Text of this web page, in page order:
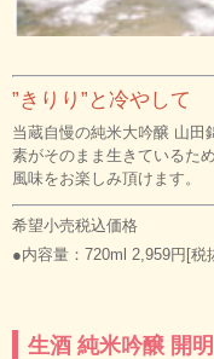
”きりり”と冷やして
当蔵自慢の純米大吟醸 山田
素がそのまま生きているた
風味をお楽しみ頂けます。
希望小売税込価格
●内容量：720ml 2,959円[税
生酒 純米吟醸 開明